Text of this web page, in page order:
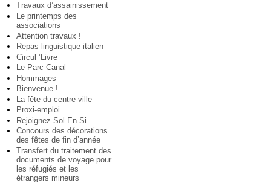
Travaux d’assainissement
Le printemps des
associations
Attention travaux !
Repas linguistique italien
Circul ’Livre
Le Parc Canal
Hommages
Bienvenue !
La fête du centre-ville
Proxi-emploi
Rejoignez Sol En Si
Concours des décorations
des fêtes de fin d’année
Transfert du traitement des
documents de voyage pour
les réfugiés et les
étrangers mineurs